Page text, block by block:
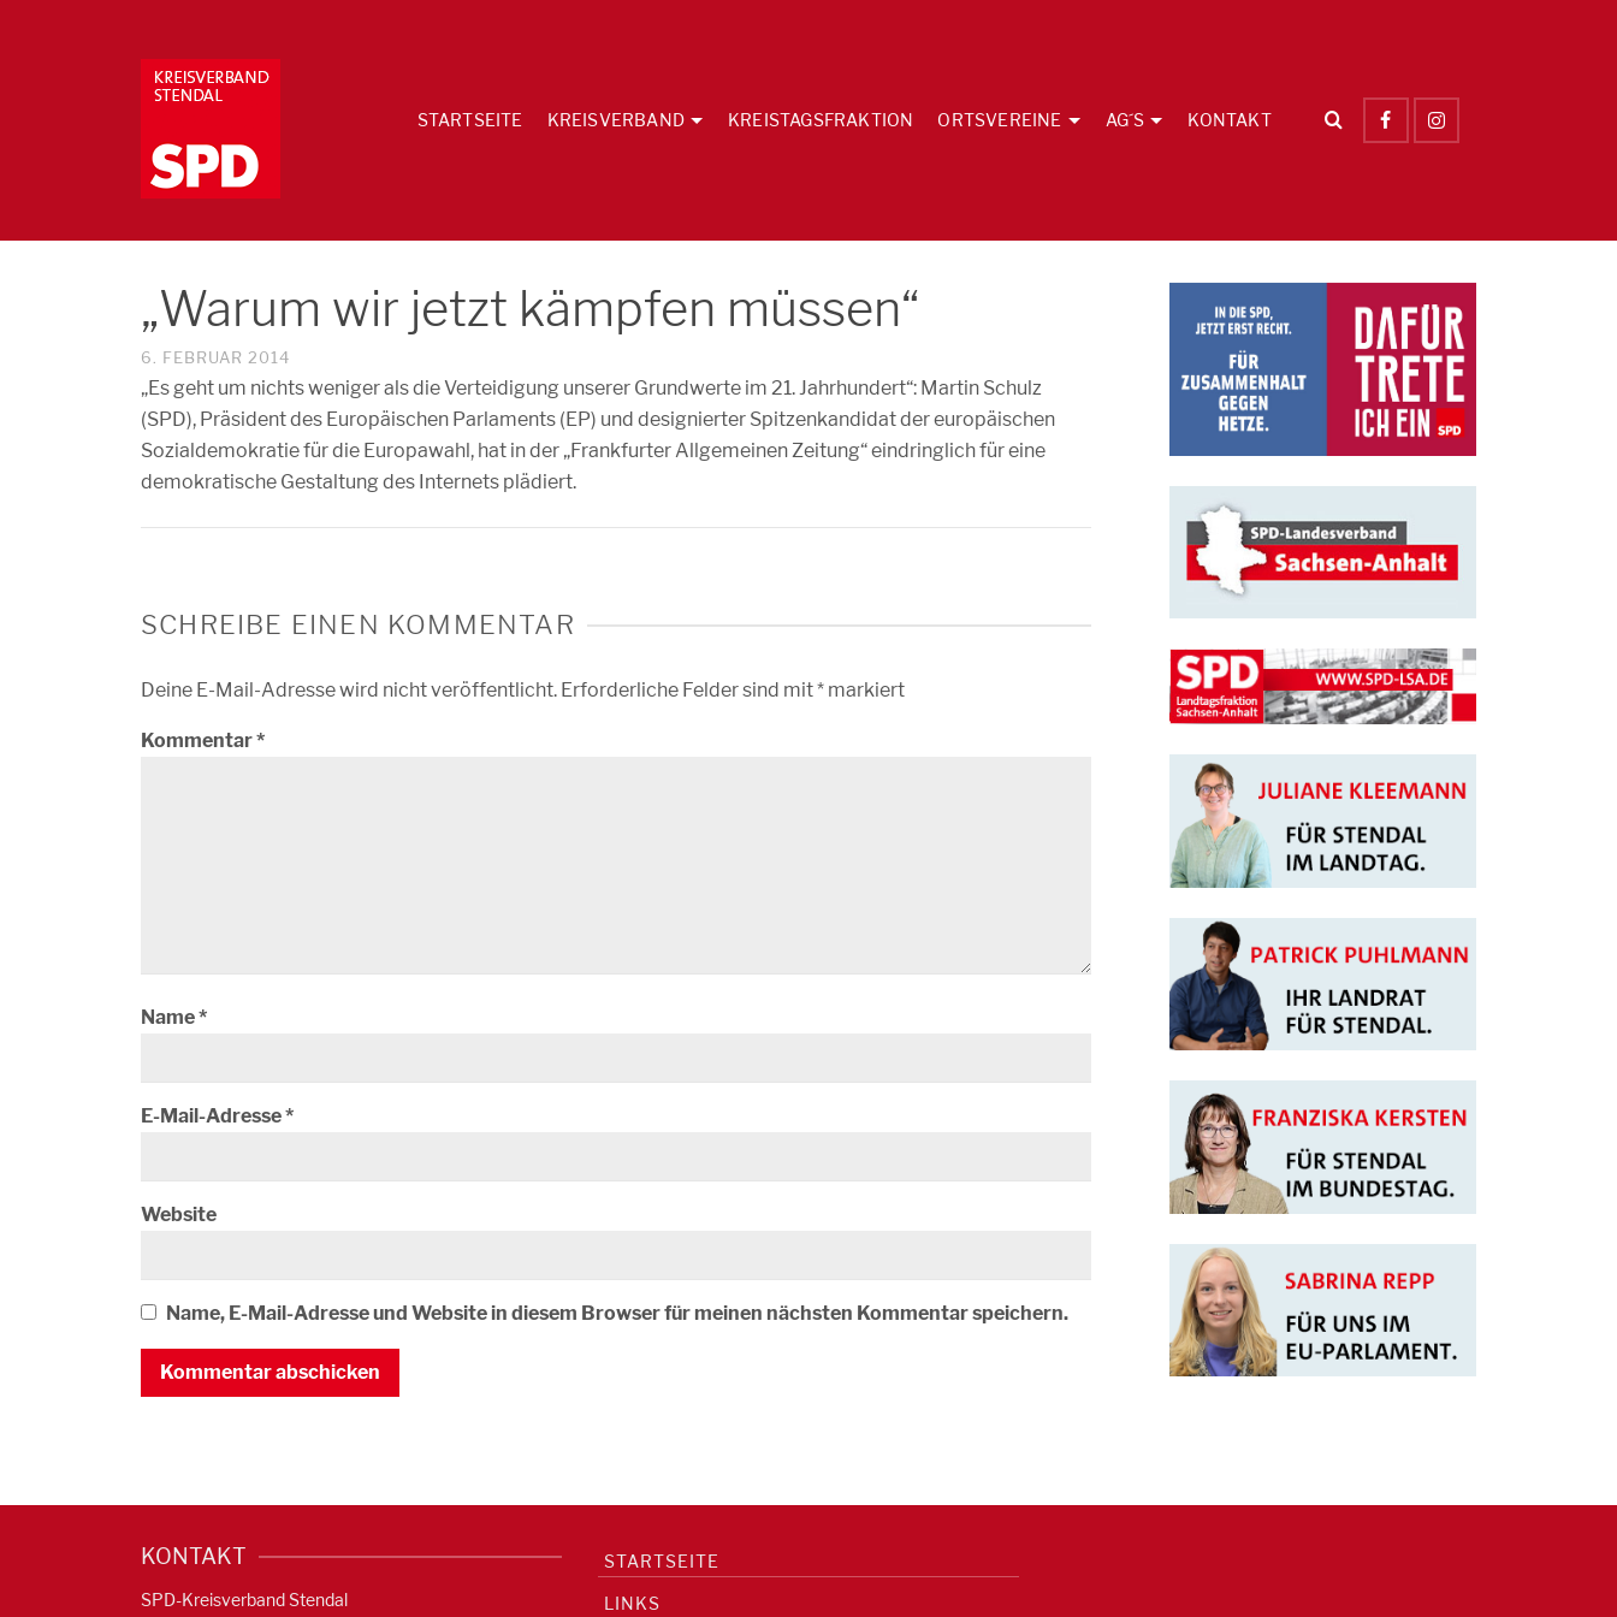
STARTSEITE KREISVERBAND KREISTAGSFRAKTION ORTSVEREINE AG´S KONTAKT
„Warum wir jetzt kämpfen müssen“
6. FEBRUAR 2014
„Es geht um nichts weniger als die Verteidigung unserer Grundwerte im 21. Jahrhundert“: Martin Schulz
(SPD), Präsident des Europäischen Parlaments (EP) und designierter Spitzenkandidat der europäischen
Sozialdemokratie für die Europawahl, hat in der „Frankfurter Allgemeinen Zeitung“ eindringlich für eine
demokratische Gestaltung des Internets plädiert.
SCHREIBE EINEN KOMMENTAR
Deine E-Mail-Adresse wird nicht veröffentlicht. Erforderliche Felder sind mit* markiert
Kommentar*
Name*
E-Mail-Adresse*
Website
Name, E-Mail-Adresse und Website in diesem Browser für meinen nächsten Kommentar speichern.
KONTAKT
SPD-Kreisverband Stendal
STARTSEITE
LINKS